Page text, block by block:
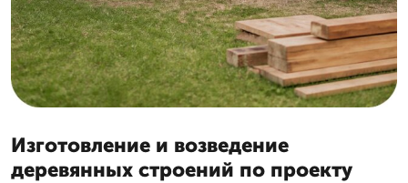
Изготовление и возведение
деревянных строений по проекту